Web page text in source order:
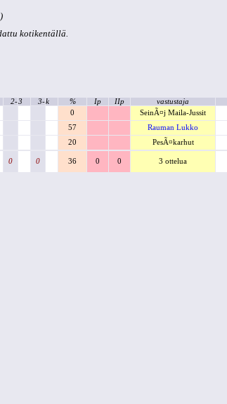
kotikentällä.
2-3 3-k % Ip IIp vastustaja
0
SeinÃ¤j Maila-Jussit
57
Rauman Lukko
20 PesÃ¤karhut
0 0 36 0 0 3 ottelua